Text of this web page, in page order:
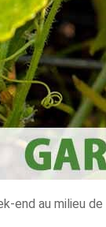
end au milieu